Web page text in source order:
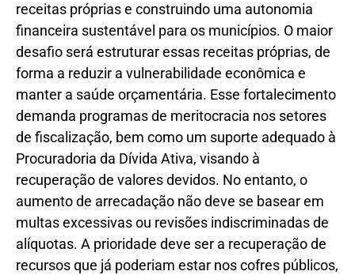
receitas próprias e construindo uma autonomia
financeira sustentável para os municípios. O maior
desafio será estruturar essas receitas próprias, de
forma a reduzir a vulnerabilidade econômica e
manter a saúde orçamentária. Esse fortalecimento
demanda programas de meritocracia nos setores
de fiscalização, bem como um suporte adequado à
Procuradoria da Dívida Ativa, visando à
recuperação de valores devidos. No entanto, o
aumento de arrecadação não deve se basear em
multas excessivas ou revisões indiscriminadas de
alíquotas. A prioridade deve ser a recuperação de
recursos que já poderiam estar nos cofres públicos,